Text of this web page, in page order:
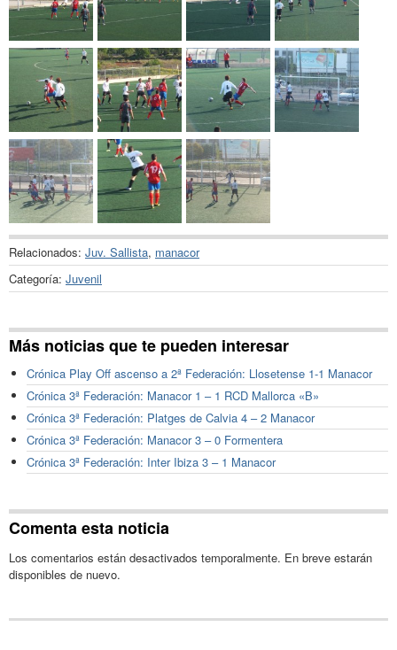
Relacionados: Juv. Sallista, manacor
Categoría: Juvenil
Más noticias que te pueden interesar
Crónica Play Off ascenso a 2ª Federación: Llosetense 1-1 Manacor
Crónica 3ª Federación: Manacor 1 – 1 RCD Mallorca «B»
Crónica 3ª Federación: Platges de Calvia 4 – 2 Manacor
Crónica 3ª Federación: Manacor 3 – 0 Formentera
Crónica 3ª Federación: Inter Ibiza 3 – 1 Manacor
Comenta esta noticia
Los comentarios están desactivados temporalmente. En breve estarán
disponibles de nuevo.